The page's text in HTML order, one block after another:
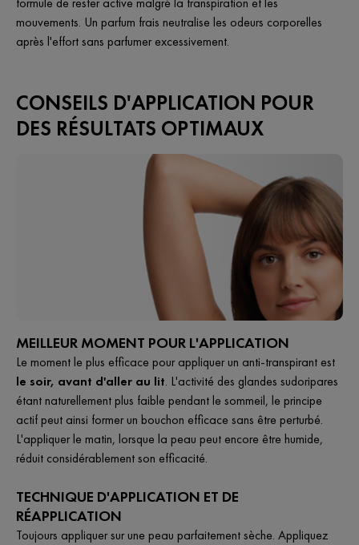
mouvements. Un parfum frais neutralise les odeurs corporelles
après l'effort sans parfumer excessivement.
CONSEILS D'APPLICATION POUR
DES RÉSULTATS OPTIMAUX
MEILLEUR MOMENT POUR L'APPLICATION
Le moment le plus efficace pour appliquer un anti-transpirant est
le soir, avant d'aller au lit. L'activité des glandes sudoripares
étant naturellement plus faible pendant le sommeil, le principe
actif peut ainsi former un bouchon efficace sans être perturbé.
L'appliquer le matin, lorsque la peau peut encore être humide,
réduit considérablement son efficacité.
TECHNIQUE D'APPLICATION ET DE
RÉAPPLICATION
Toujours appliquer sur une peau parfaitement sèche. Appliquez